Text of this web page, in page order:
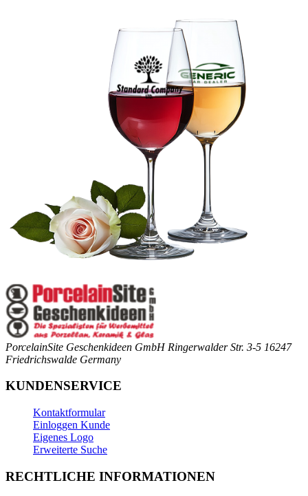
PorcelainSite Geschenkideen GmbH Ringerwalder Str. 3-5 16247
Friedrichswalde Germany
KUNDENSERVICE
Kontaktformular
Einloggen Kunde
Eigenes Logo
Erweiterte Suche
RECHTLICHE INFORMATIONEN